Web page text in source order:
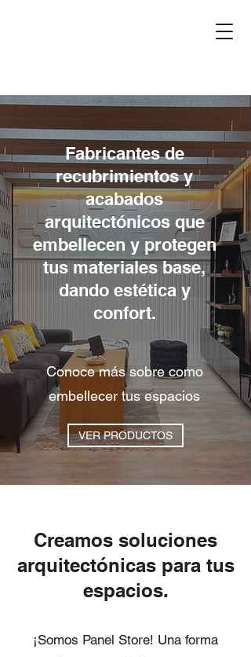
Fabricantes de
recubrimientos y
acabados
arquitectónicos que
embellecen y protegen
tus materiales base,
dando estética y
confort.
Conoce más sobre como
embellecer tus espacios
VER PRODUCTOS
Creamos soluciones
arquitectónicas para tus
espacios.
¡Somos Panel Store! Una forma